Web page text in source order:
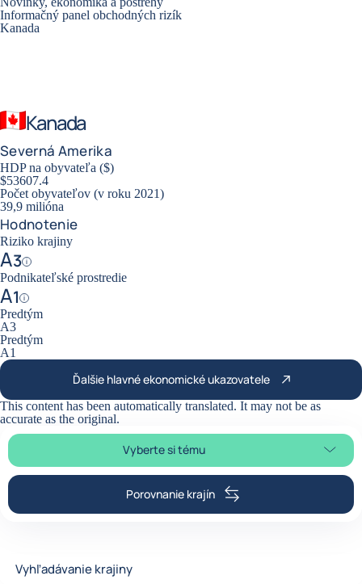
Informačný panel obchodných rizík
Kanada
Kanada
Severná Amerika
HDP na obyvateľa ($)
$53607.4
Počet obyvateľov (v roku 2021)
39,9 milióna
Hodnotenie
Riziko krajiny
A3
Help
Podnikateľské prostredie
A1
Help
Predtým
A3
Predtým
A1
Ďalšie hlavné ekonomické ukazovatele
This content has been automatically translated. It may not be as
accurate as the original.
Vyberte si témuVýber časti stránky
Porovnanie krajín
Vyhľadávanie krajiny